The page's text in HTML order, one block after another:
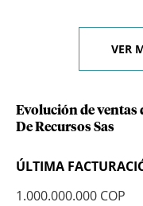
VER
Evolución de
De Recursos Sas
ÚLTIMA
1.000.000.000 COP